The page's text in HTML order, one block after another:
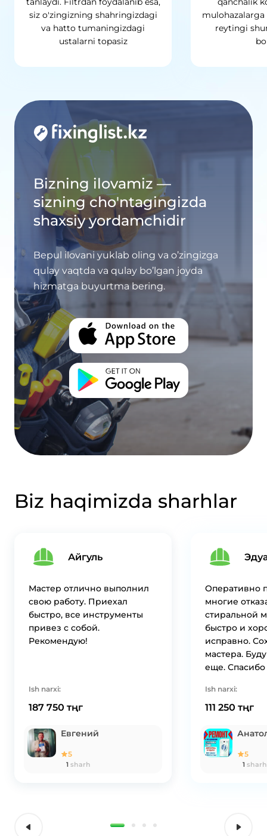
siz o'zingizning shahringizdagi
va hatto tumaningizdagi
ustalarni topasiz
reytingi
Bizning ilovamiz —
sizning cho'ntagingizda
shaxsiy yordamchidir
Bepul ilovani yuklab oling va o’zingizga
qulay vaqtda va qulay bo’lgan joyda
hizmatga buyurtma bering.
Biz haqimizda sharhlar
Айгуль
Мастер отлично выполнил
свою работу. Приехал
быстро, все инструменты
привез с собой.
Рекомендую!
Ish narxi:
187 750 тңг
Евгений
5
1 sharh
Оперативно
многие
стиральной
быстро и
исправно.
мастера.
еще. Спасибо
Ish narxi:
111 250 тңг
5
1 sharh